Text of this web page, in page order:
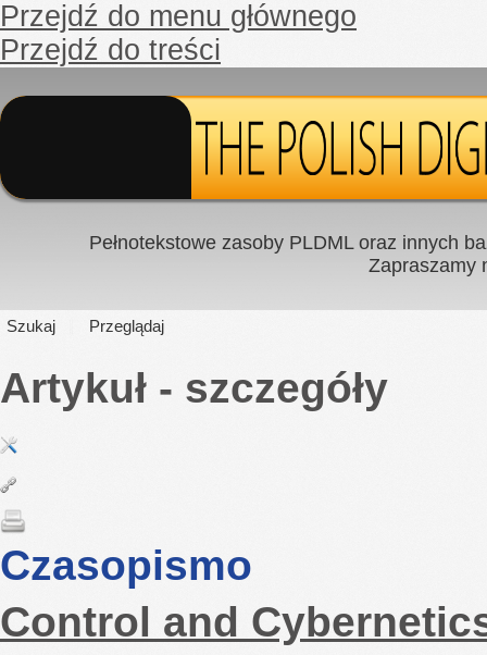
Przejdź do menu głównego
Przejdź do treści
Pełnotekstowe zasoby PLDML oraz innych
Zapraszamy
Szukaj Przeglądaj
Artykuł - szczegóły
Czasopismo
Control and